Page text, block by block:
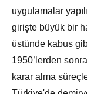
uygulamalar
girişte büyük bir
üstünde kabus
1950’lerden
karar alma